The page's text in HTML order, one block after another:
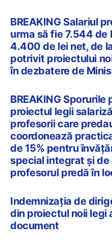
BREAKING Salariul
urma să fie 7.544 de
4.400 de lei net, de
potrivit proiectului
în dezbatere de
BREAKING
proiectul legii
profesorii care
coordonează
de 15% pentru
special integrat și de
profesorul predă în
Indemnizația de
din proiectul noii legi
document